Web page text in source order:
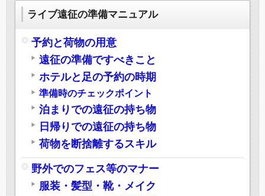
ライブ遠征の準備マニュアル
予約と荷物の用意
遠征の準備ですべきこと
ホテルと足の予約の時期
準備時のチェックポイント
泊まりでの遠征の持ち物
日帰りでの遠征の持ち物
荷物を断捨離するスキル
野外でのフェス等のマナー
服装・髪型・靴・メイク